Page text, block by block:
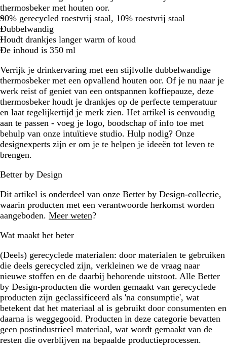
a
r
t
tthermosbeker met houten oor.
90% gerecycled roestvrij staal, 10% roestvrij staal
Dubbelwandig
Houdt drankjes langer warm of koud
De inhoud is 350 ml
Verrijk je drinkervaring met een stijlvolle dubbelwandige
thermosbeker met een opvallend houten oor. Of je nu naar je
werk reist of geniet van een ontspannen koffiepauze, deze
thermosbeker houdt je drankjes op de perfecte temperatuur
en laat tegelijkertijd je merk zien. Het artikel is eenvoudig
aan te passen - voeg je logo, boodschap of info toe met
behulp van onze intuïtieve studio. Hulp nodig? Onze
designexperts zijn er om je te helpen je ideeën tot leven te
brengen.
Better by Design
Dit artikel is onderdeel van onze Better by Design-collectie,
waarin producten met een verantwoorde herkomst worden
aangeboden. Meer weten?
Wat maakt het beter
(Deels) gerecyclede materialen: door materialen te gebruiken
die deels gerecycled zijn, verkleinen we de vraag naar
nieuwe stoffen en de daarbij behorende uitstoot. Alle Better
by Design-producten die worden gemaakt van gerecyclede
producten zijn geclassificeerd als 'na consumptie', wat
betekent dat het materiaal al is gebruikt door consumenten en
daarna is weggegooid. Producten in deze categorie bevatten
geen postindustrieel materiaal, wat wordt gemaakt van de
resten die overblijven na bepaalde productieprocessen.